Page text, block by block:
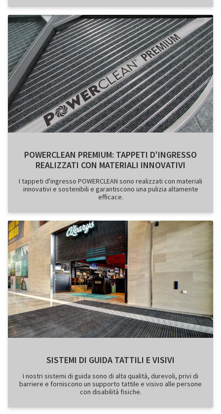
POWERCLEAN PREMIUM: TAPPETI D'INGRESSO
REALIZZATI CON MATERIALI INNOVATIVI
I tappeti d'ingresso POWERCLEAN sono realizzati con materiali
innovativi e sostenibili e garantiscono una pulizia altamente
efficace.
SISTEMI DI GUIDA TATTILI E VISIVI
I nostri sistemi di guida sono di alta qualità, durevoli, privi di
barriere e forniscono un supporto tattile e visivo alle persone
con disabilità fisiche.